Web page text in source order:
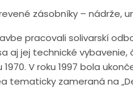
zásobníky – nádrže,
pracovali solivarskí
jej technické
V roku 1997 bola
zameraná na